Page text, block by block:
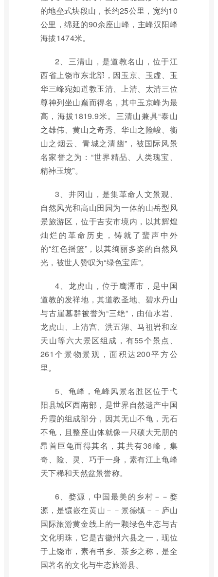
的地垒式块段山，长约25公里，宽约10
公里，绵延的90余座山峰，主峰汉阳峰
海拔1474米。
2、三清山，是道教名山，位于江
西省上饶市东北部，因玉京、玉虚、玉
华三峰宛如道教玉清、上清、太清三位
尊神列坐山巅而得名，其中玉京峰为最
高，海拔1819.9米。三清山兼具“泰山
之雄伟、黄山之奇秀、华山之险峻、衡
山之烟云、青城之清幽”，被国际风景
名家誉之为：“世界精品、人类瑰宝、
精神玉境”。
3、井冈山，是集革命人文景观、
自然风光和高山田园为一体的山岳型风
景旅游区，位于吉安市境内，以其辉煌
灿烂的革命历史，铸就了蜚声中外
的“红色摇篮”，以其绚丽多姿的自然风
光，被世人赞叹为“绿色宝库”。
4、龙虎山，位于鹰潭市，是中国
道教的发祥地，其道教圣地、碧水丹山
与古崖墓群被誉为“三绝”，由仙水岩、
龙虎山、上清宫、洪五湖、马祖岩和应
天山等六大景区组成，有55个景点、
261个景物景观，面积达200平方公
里。
5、龟峰，龟峰风景名胜区位于弋
阳县城区西南部，是世界自然遗产中国
丹霞的组成部分，因其无山不龟，无石
不龟，且整座山体就像一只硕大无朋的
昂首巨龟而得其名，其共有36峰，集
奇、险、灵、巧于一身，素有江上龟峰
天下稀和天然盆景誉称。
6、婺源，中国最美的乡村－－婺
源，是镶嵌在黄山－－景德镇－－庐山
国际旅游黄金线上的一颗绿色生态与古
文化明珠，它是古徽州六县之一，现位
于上饶市，素有书乡、茶乡之称，是全
国著名的文化与生态旅游县。